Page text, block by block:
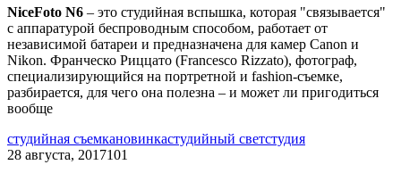
NiceFoto N6 – это студийная вспышка, которая "связывается"
с аппаратурой беспроводным способом, работает от
независимой батареи и предназначена для камер Canon и
Nikon. Франческо Риццато (Francesco Rizzato), фотограф,
специализирующийся на портретной и fashion-съемке,
разбирается, для чего она полезна – и может ли пригодиться
вообще
студийная съемкановинкастудийный светстудия
28 августа, 2017101